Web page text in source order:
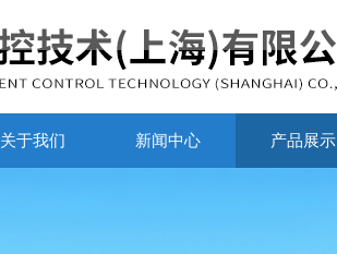
关于我们 新闻中心 产品展示